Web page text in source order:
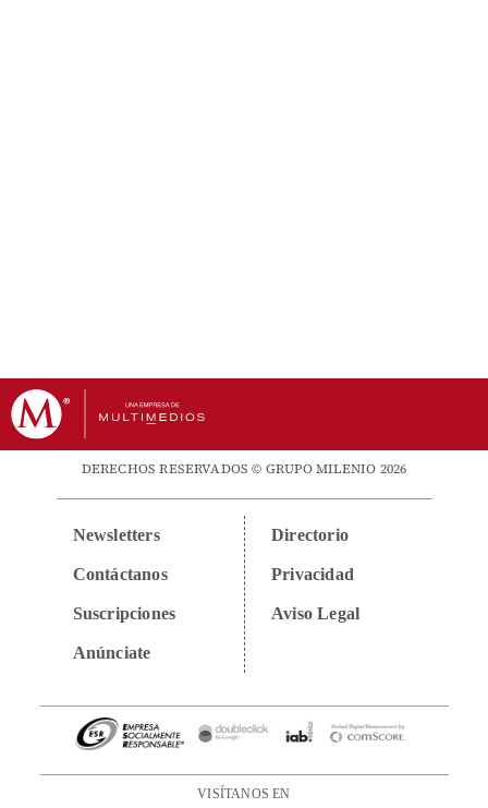
DERECHOS RESERVADOS © GRUPO MILENIO 2026
Newsletters
Contáctanos
Suscripciones
Anúnciate
Directorio
Privacidad
Aviso Legal
VISÍTANOS EN